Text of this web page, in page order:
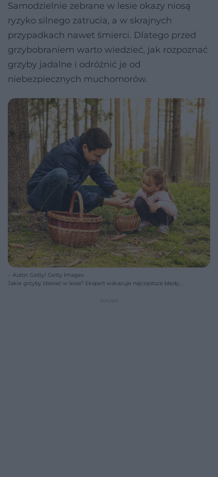
Samodzielnie zebrane w lesie okazy niosą
ryzyko silnego zatrucia, a w skrajnych
przypadkach nawet śmierci. Dlatego przed
grzybobraniem warto wiedzieć, jak rozpoznać
grzyby jadalne i odróżnić je od
niebezpiecznych muchomorów.
Autor: Getty/ Getty Images
Jakie grzyby zbierać w lesie? Ekspert wskazuje najczęstsze błędy